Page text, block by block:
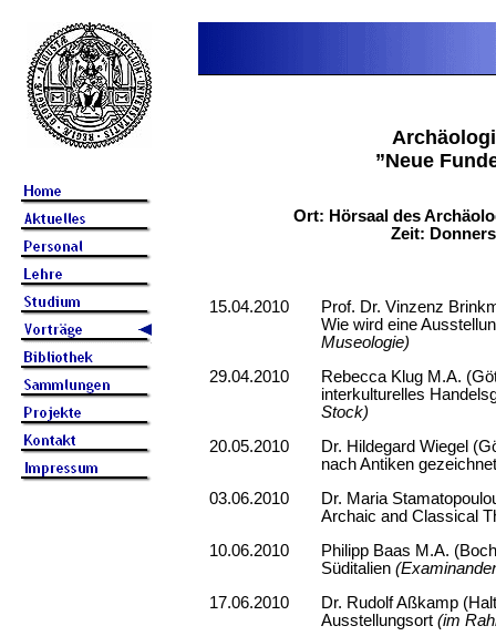
”Neue
Ort: Hörsaal des
Zeit:
15.04.2010
Prof. Dr. Vinzenz
Wie wird eine
Museologie)
29.04.2010
Rebecca Klug M.A.
interkulturelles
Stock)
20.05.2010
Dr. Hildegard Wiegel
nach Antiken
03.06.2010
Dr. Maria
Archaic and Classical
10.06.2010
Philipp Baas M.A.
Süditalien
17.06.2010
Dr. Rudolf Aßkamp
Ausstellungsort (im